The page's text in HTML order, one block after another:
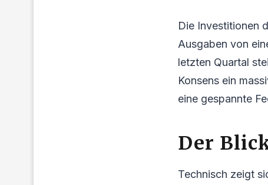
Die Investitionen
Ausgaben von
letzten Quartal
Konsens ein
eine gespannte
Der
Technisch zeigt